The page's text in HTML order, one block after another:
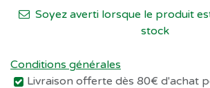
Soyez averti lorsque le produit
stock
Conditions générales
Livraison offerte dès 80€ d'achat